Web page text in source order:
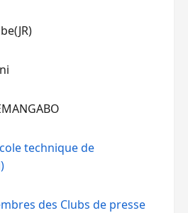
technique de
des Clubs de presse